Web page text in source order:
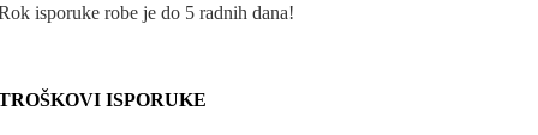
isporuke robe je do 5 radnih dana!
ISPORUKE